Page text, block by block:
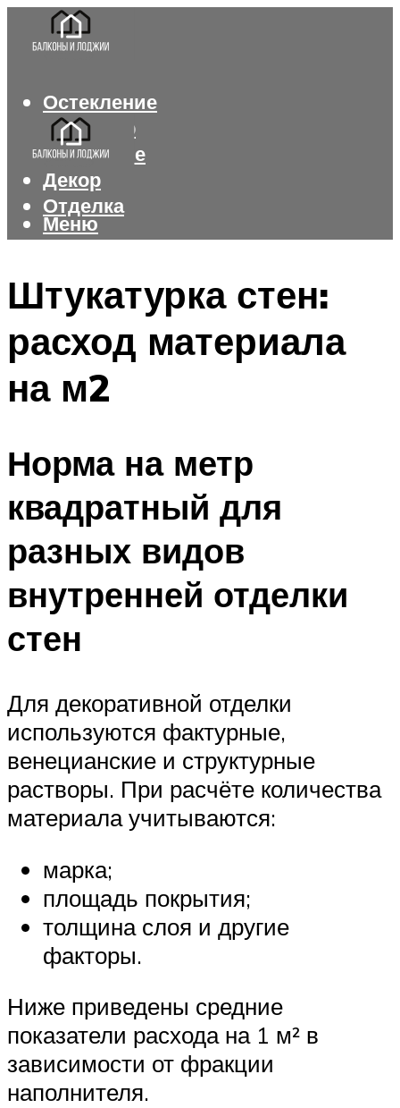
Остекление
Интерьер
Утепление
Декор
Отделка
Меню
Штукатурка стен:
расход материала
на м2
Норма на метр
квадратный для
разных видов
внутренней отделки
стен
Для декоративной отделки
используются фактурные,
венецианские и структурные
растворы. При расчёте количества
материала учитываются:
марка;
площадь покрытия;
толщина слоя и другие
факторы.
Ниже приведены средние
показатели расхода на 1 м² в
зависимости от фракции
наполнителя.